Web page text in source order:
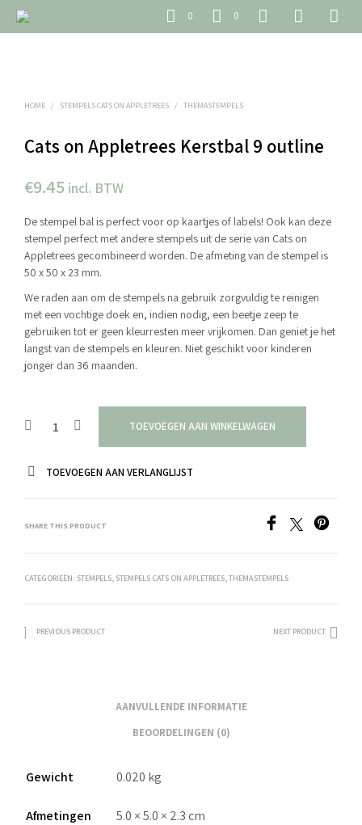
0 0
HOME / STEMPELS CATS ON APPLETREES / THEMASTEMPELS
Cats on Appletrees Kerstbal 9 outline
€9.45 incl. BTW
De stempel bal is perfect voor op kaartjes of labels! Ook kan deze
stempel perfect met andere stempels uit de serie van Cats on
Appletrees gecombineerd worden. De afmeting van de stempel is
50 x 50 x 23 mm.
We raden aan om de stempels na gebruik zorgvuldig te reinigen
met een vochtige doek en, indien nodig, een beetje zeep te
gebruiken tot er geen kleurresten meer vrijkomen. Dan geniet je het
langst van de stempels en kleuren. Niet geschikt voor kinderen
jonger dan 36 maanden.
TOEVOEGEN AAN WINKELWAGEN
TOEVOEGEN AAN VERLANGLIJST
SHARE THIS PRODUCT
CATEGORIEËN: STEMPELS, STEMPELS CATS ON APPLETREES,THEMASTEMPELS
PREVIOUS PRODUCT NEXT PRODUCT
AANVULLENDE INFORMATIE
BEOORDELINGEN (0)
Gewicht 0.020 kg
Afmetingen 5.0 × 5.0 × 2.3 cm